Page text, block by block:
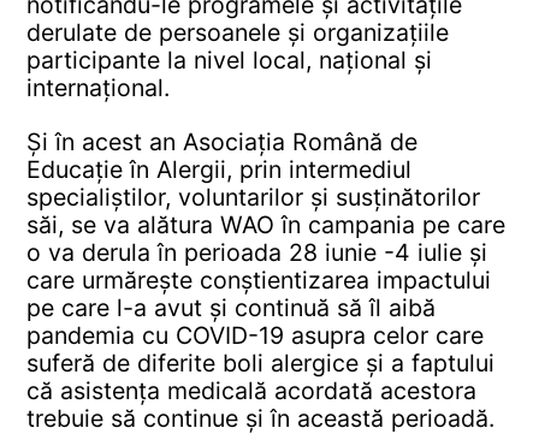
derulate de persoanele și organizațiile
participante la nivel local, național și
internațional.
Și în acest an Asociația Română de
Educație în Alergii, prin intermediul
specialiștilor, voluntarilor și susținătorilor
săi, se va alătura WAO în campania pe care
o va derula în perioada 28 iunie -4 iulie și
care urmărește conștientizarea impactului
pe care l-a avut și continuă să îl aibă
pandemia cu COVID-19 asupra celor care
suferă de diferite boli alergice și a faptului
că asistența medicală acordată acestora
trebuie să continue și în această perioadă.